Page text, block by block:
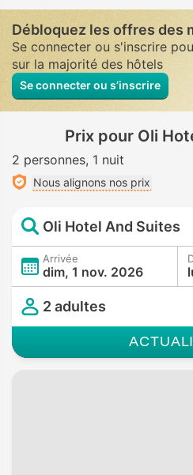
Débloquez les offres des
Se connecter ou s'inscrire
sur la majorité des hôtels
Se connecter ou s’inscrire
Prix pour Oli
2 personnes 1 nuit
Nous alignons nos prix
Oli Hotel And Suites
Arrivée
dim, 1 nov. 2026
2 adultes